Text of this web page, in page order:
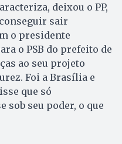
deixou o PP,
sair
o presidente
o PSB do prefeito de
ao seu projeto
Foi a Brasília e
que só
sob seu poder, o que